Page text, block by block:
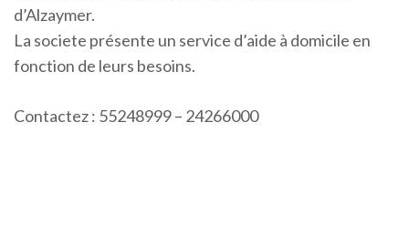
d’Alzaymer.
La societe présente un service d’aide à domicile en
fonction de leurs besoins.
Contactez : 55248999 – 24266000